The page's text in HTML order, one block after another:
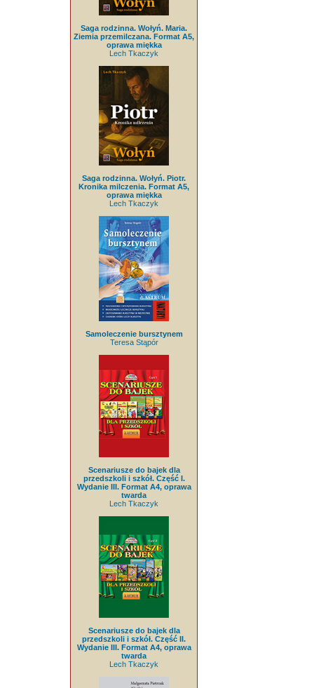
Saga rodzinna. Wołyń. Maria.
Ziemia przemilczana. Format A5,
oprawa miękka
Lech Tkaczyk
Saga rodzinna. Wołyń. Piotr.
Kronika milczenia. Format A5,
oprawa miękka
Lech Tkaczyk
Samoleczenie bursztynem
Teresa Stąpór
Scenariusze do bajek dla
przedszkoli i szkół. Część I.
Wydanie III. Format A4, oprawa
twarda
Lech Tkaczyk
Scenariusze do bajek dla
przedszkoli i szkół. Część II.
Wydanie III. Format A4, oprawa
twarda
Lech Tkaczyk